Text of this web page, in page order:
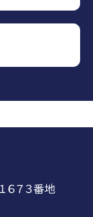
７３番地